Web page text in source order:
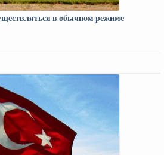
в обычном режиме